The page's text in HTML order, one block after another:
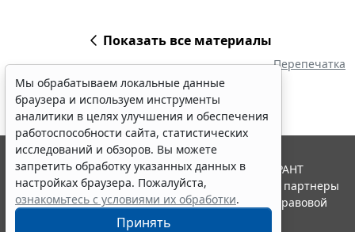
Показать все материалы
Перепечатка
Мы обрабатываем локальные данные
браузера и используем инструменты
аналитики в целях улучшения и обеспечения
работоспособности сайта, статистических
исследований и обзоров. Вы можете
запретить обработку указанных данных в
настройках браузера. Пожалуйста,
ознакомьтесь с условиями их обработки.
Принять
© ООО "НПП "ГАРАНТ-СЕРВИС", 2026. Система ГАРАНТ
выпускается с 1990 года. Компания "Гарант" и ее партнеры
являются участниками Российской ассоциации правовой
информации ГАРАНТ.